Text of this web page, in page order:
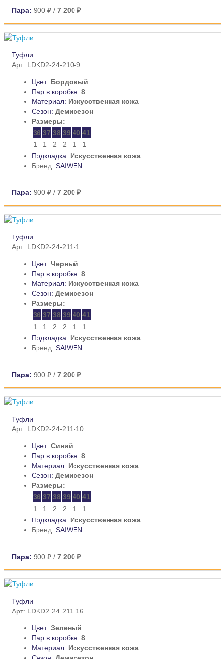
Пара: 900 ₽ / 7 200 ₽
Туфли
Арт: LDKD2-24-210-9
Цвет: Бордовый
Пар в коробке: 8
Материал: Искусственная кожа
Сезон: Демисезон
Размеры:
36 37 38 39 40 41
1
1 2 2 1
1
Подкладка: Искусственная кожа
Бренд: SAIWEN
Пара: 900 ₽ / 7 200 ₽
Туфли
Арт: LDKD2-24-211-1
Цвет: Черный
Пар в коробке: 8
Материал: Искусственная кожа
Сезон: Демисезон
Размеры:
36 37 38 39 40 41
1
1 2 2 1
1
Подкладка: Искусственная кожа
Бренд: SAIWEN
Пара: 900 ₽ / 7 200 ₽
Туфли
Арт: LDKD2-24-211-10
Цвет: Синий
Пар в коробке: 8
Материал: Искусственная кожа
Сезон: Демисезон
Размеры:
36 37 38 39 40 41
1
1 2 2 1
1
Подкладка: Искусственная кожа
Бренд: SAIWEN
Пара: 900 ₽ / 7 200 ₽
Туфли
Арт: LDKD2-24-211-16
Цвет: Зеленый
Пар в коробке: 8
Материал: Искусственная кожа
Сезон: Демисезон